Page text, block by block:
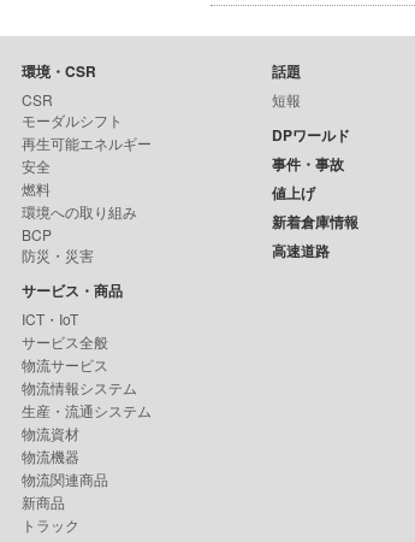
環境・CSR
CSR
モーダルシフト
再生可能エネルギー
安全
燃料
環境への取り組み
BCP
防災・災害
サービス・商品
ICT・IoT
サービス全般
物流サービス
物流情報システム
生産・流通システム
物流資材
物流機器
物流関連商品
新商品
トラック
話題
短報
DPワールド
事件・事故
値上げ
新着倉庫情報
高速道路